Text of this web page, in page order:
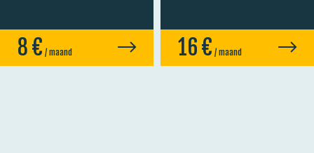
8€ / maand 16€ / maand